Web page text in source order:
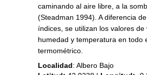
caminando al aire libre, a la
(Steadman 1994). A diferencia
índices, se utilizan los valores de
humedad y temperatura en todo
termométrico.
Localidad: Albero Bajo